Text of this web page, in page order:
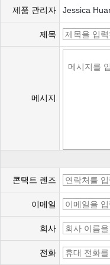
제품 관리자 Jessica
제목
메시지
콘택트 렌즈
이메일
회사
전화